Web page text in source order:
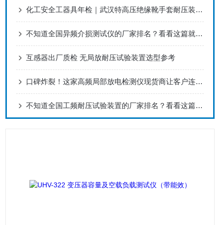
化工安全工器具年检｜武汉特高压绝缘靴手套耐压装置全自动试压
不知道全国异频介损测试仪的厂家排名？看看这篇就明白了
互感器出厂质检 无局放耐压试验装置选型参考
口碑炸裂！这家高频局部放电检测仪现货商让客户连夜下单抢购
不知道全国工频耐压试验装置的厂家排名？看看这篇就明白了